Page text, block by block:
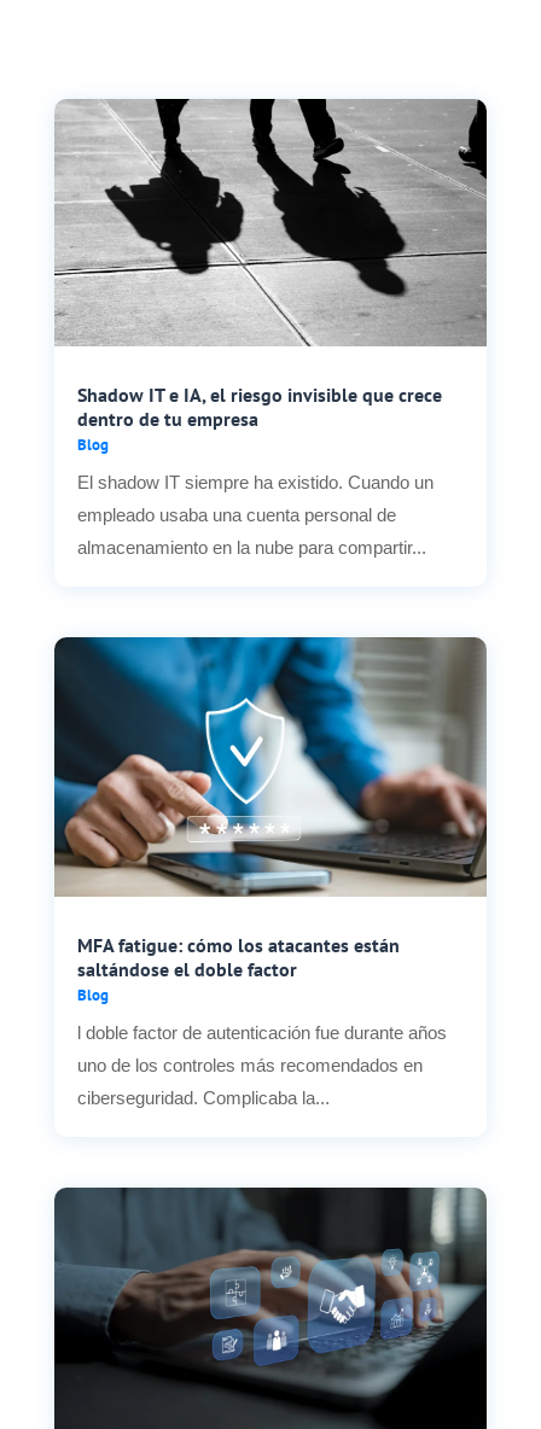
Shadow IT e IA, el riesgo invisible que crece
dentro de tu empresa
Blog
El shadow IT siempre ha existido. Cuando un
empleado usaba una cuenta personal de
almacenamiento en la nube para compartir...
MFA fatigue: cómo los atacantes están
saltándose el doble factor
Blog
l doble factor de autenticación fue durante años
uno de los controles más recomendados en
ciberseguridad. Complicaba la...